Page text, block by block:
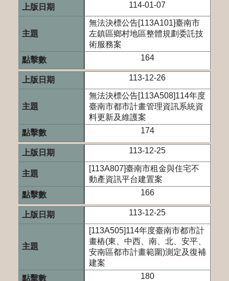
114-01-07
無法決標公告[113A101]臺南市
左鎮區鄉村地區整體規劃委託技
術服務案
164
113-12-26
無法決標公告[113A508]114年度
臺南市都市計畫管理資訊系統資
料更新及維護案
174
113-12-25
[113A807]臺南市租金與住宅不
動產資訊平台建置案
166
113-12-25
[113A505]114年度臺南市都市計
畫樁(東、中西、南、北、安平、
安南區都市計畫範圍)測定及復補
建案
180